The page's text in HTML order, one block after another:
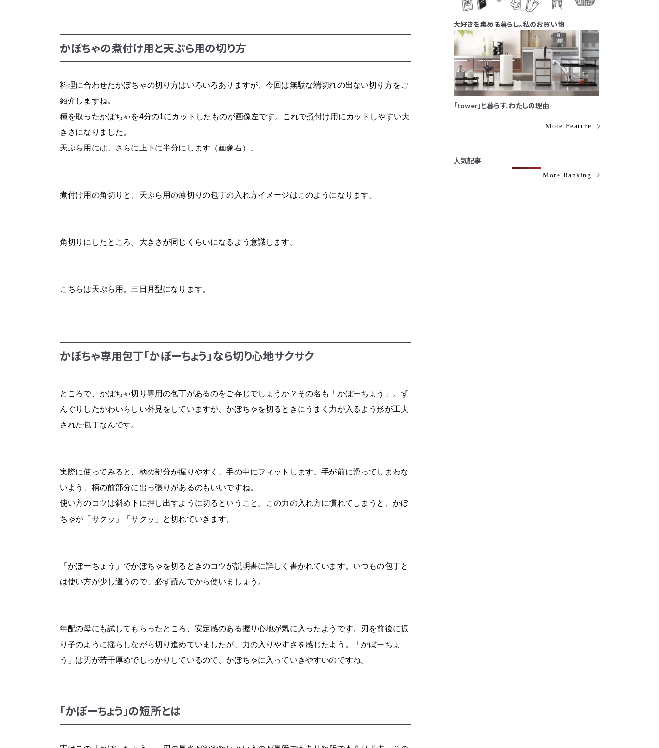
かぼちゃの煮付け用と天ぷら用の切り方
料理に合わせたかぼちゃの切り方はいろいろありますが、今回は無駄な端切れの出ない切り方をご
紹介しますね。
種を取ったかぼちゃを4分の1にカットしたものが画像左です。これで煮付け用にカットしやすい大
きさになりました。
天ぷら用には、さらに上下に半分にします（画像右）。
煮付け用の角切りと、天ぷら用の薄切りの包丁の入れ方イメージはこのようになります。
角切りにしたところ。大きさが同じくらいになるよう意識します。
こちらは天ぷら用。三日月型になります。
かぼちゃ専用包丁「かぼーちょう」なら切り心地サクサク
ところで、かぼちゃ切り専用の包丁があるのをご存じでしょうか？その名も「かぼーちょう」。ず
んぐりしたかわいらしい外見をしていますが、かぼちゃを切るときにうまく力が入るよう形が工夫
された包丁なんです。
実際に使ってみると、柄の部分が握りやすく、手の中にフィットします。手が前に滑ってしまわな
いよう、柄の前部分に出っ張りがあるのもいいですね。
使い方のコツは斜め下に押し出すように切るということ。この力の入れ方に慣れてしまうと、かぼ
ちゃが「サクッ」「サクッ」と切れていきます。
「かぼーちょう」でかぼちゃを切るときのコツが説明書に詳しく書かれています。いつもの包丁と
は使い方が少し違うので、必ず読んでから使いましょう。
年配の母にも試してもらったところ、安定感のある握り心地が気に入ったようです。刃を前後に振
り子のように揺らしながら切り進めていましたが、力の入りやすさを感じたよう。「かぼーちょ
う」は刃が若干厚めでしっかりしているので、かぼちゃに入っていきやすいのですね。
「かぼーちょう」の短所とは
大好きを集める暮らし。私のお買い物
「tower」と暮らす、わたしの理由
More Feature
人気記事
More Ranking